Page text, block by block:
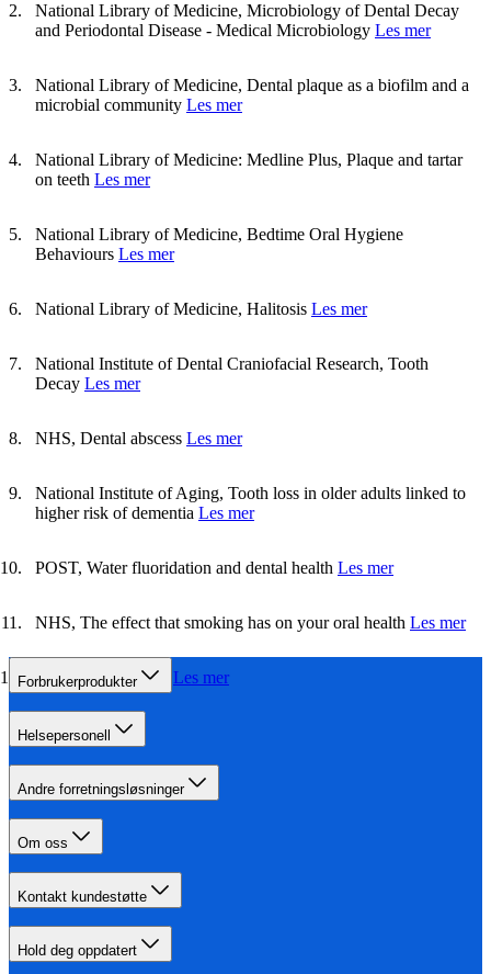
National Library of Medicine, Microbiology of Dental Decay
and Periodontal Disease - Medical Microbiology Les mer
National Library of Medicine, Dental plaque as a biofilm and a
microbial community Les mer
National Library of Medicine: Medline Plus, Plaque and tartar
on teeth Les mer
National Library of Medicine, Bedtime Oral Hygiene
Behaviours Les mer
National Library of Medicine, Halitosis Les mer
National Institute of Dental Craniofacial Research, Tooth
Decay Les mer
NHS, Dental abscess Les mer
National Institute of Aging, Tooth loss in older adults linked to
higher risk of dementia Les mer
POST, Water fluoridation and dental health Les mer
NHS, The effect that smoking has on your oral health Les mer
NHS, Gum disease Les mer
Forbrukerprodukter
Helsepersonell
Andre forretningsløsninger
Om oss
Kontakt kundestøtte
Hold deg oppdatert